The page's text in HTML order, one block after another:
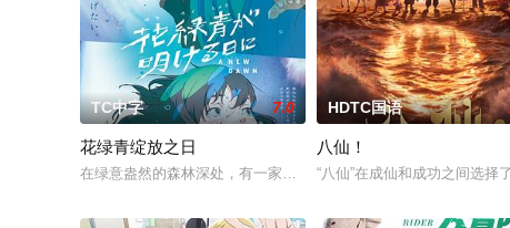
TC中字 7.0
花绿青绽放之日
在绿意盎然的森林深处，有一家名为“带刀烟火店”的烟花工厂，因
HDTC国语
八仙！
“八仙”在成仙和成功之间选择